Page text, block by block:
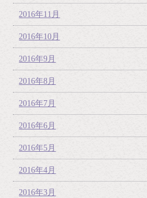
2016年11月
2016年10月
2016年9月
2016年8月
2016年7月
2016年6月
2016年5月
2016年4月
2016年3月